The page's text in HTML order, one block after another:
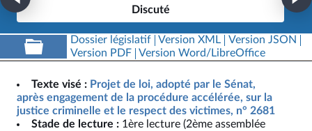
Discuté
Dossier législatif Version XML
Version JSON
Version PDF
Version Word/LibreOffice
Texte visé : Projet de loi, adopté par le Sénat,
après engagement de la procédure accélérée, sur la
justice criminelle et le respect des victimes, n° 2681
Stade de lecture : 1ère lecture (2ème assemblée